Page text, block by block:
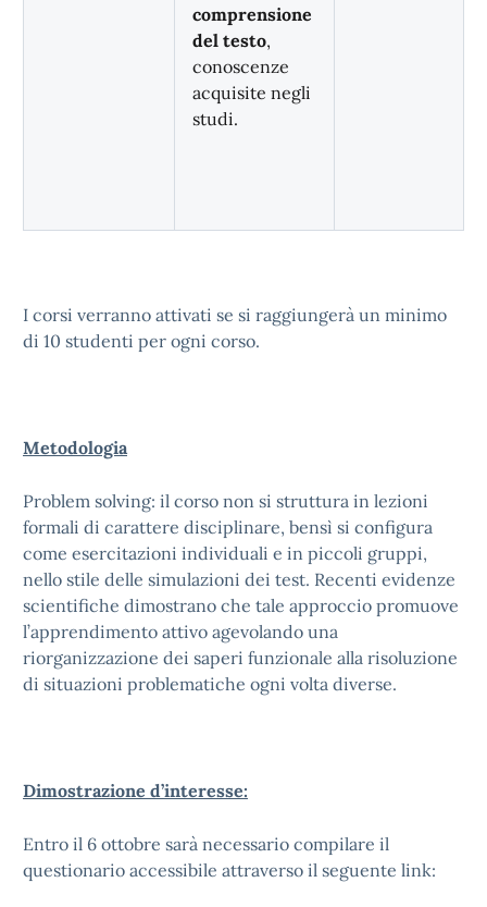
comprensione
del testo,
conoscenze
acquisite negli
studi.
I corsi verranno attivati se si raggiungerà un minimo
di 10 studenti per ogni corso.
Metodologia
Problem solving: il corso non si struttura in lezioni
formali di carattere disciplinare, bensì si configura
come esercitazioni individuali e in piccoli gruppi,
nello stile delle simulazioni dei test. Recenti evidenze
scientifiche dimostrano che tale approccio promuove
l’apprendimento attivo agevolando una
riorganizzazione dei saperi funzionale alla risoluzione
di situazioni problematiche ogni volta diverse.
Dimostrazione d’interesse:
Entro il 6 ottobre sarà necessario compilare il
questionario accessibile attraverso il seguente link: